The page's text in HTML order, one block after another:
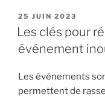
PUBLIÉ
LE
25 JUIN 2023
Les clés pour
événement
Les événements
permettent de